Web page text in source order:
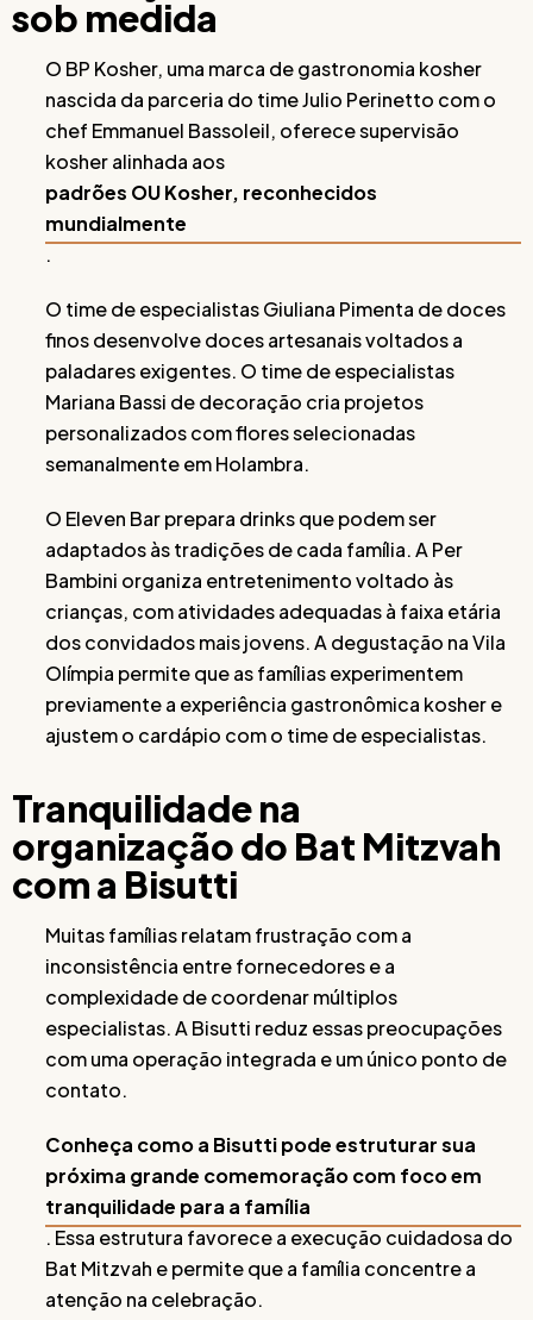
sob medida
O BP Kosher, uma marca de gastronomia kosher
nascida da parceria do time Julio Perinetto com o
chef Emmanuel Bassoleil, oferece supervisão
kosher alinhada aos
padrões OU Kosher, reconhecidos
mundialmente
.
O time de especialistas Giuliana Pimenta de doces
finos desenvolve doces artesanais voltados a
paladares exigentes. O time de especialistas
Mariana Bassi de decoração cria projetos
personalizados com flores selecionadas
semanalmente em Holambra.
O Eleven Bar prepara drinks que podem ser
adaptados às tradições de cada família. A Per
Bambini organiza entretenimento voltado às
crianças, com atividades adequadas à faixa etária
dos convidados mais jovens. A degustação na Vila
Olímpia permite que as famílias experimentem
previamente a experiência gastronômica kosher e
ajustem o cardápio com o time de especialistas.
Tranquilidade na
organização do Bat Mitzvah
com a Bisutti
Muitas famílias relatam frustração com a
inconsistência entre fornecedores e a
complexidade de coordenar múltiplos
especialistas. A Bisutti reduz essas preocupações
com uma operação integrada e um único ponto de
contato.
Conheça como a Bisutti pode estruturar sua
próxima grande comemoração com foco em
tranquilidade para a família
. Essa estrutura favorece a execução cuidadosa do
Bat Mitzvah e permite que a família concentre a
atenção na celebração.